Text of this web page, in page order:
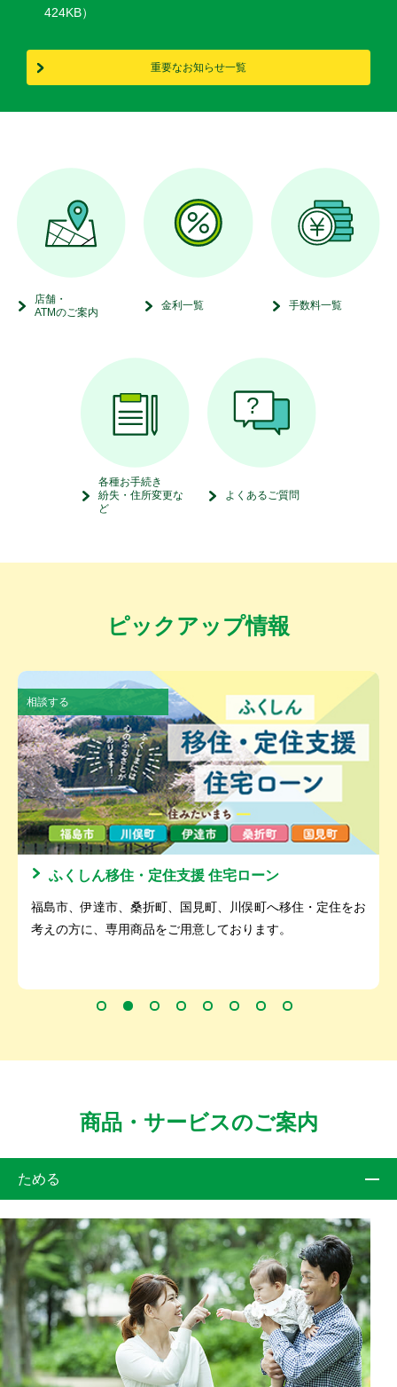
424KB）
重要なお知らせ一覧
店舗・
ATMのご案内
金利一覧 手数料一覧
各種お手続き
紛失・住所変更な
ど
よくあるご質問
ピックアップ情報
相談する
ふくしん移住・定住支援 住宅ローン
福島市、伊達市、桑折町、国見町、川俣町へ移住・定住をお
考えの方に、専用商品をご用意しております。
商品・サービスのご案内
ためる